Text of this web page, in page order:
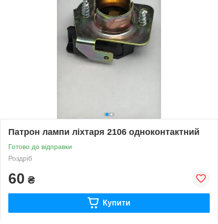
Патрон лампи ліхтаря 2106 одноконтактний
Готово до відправки
Роздріб
60 ₴
Купити